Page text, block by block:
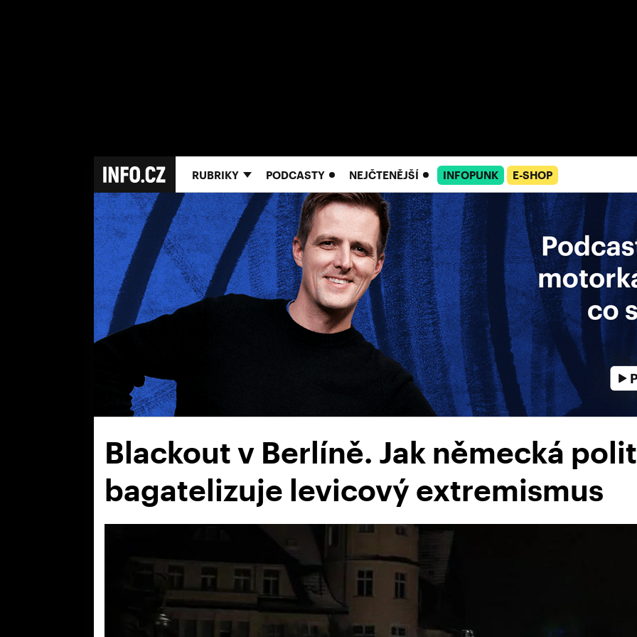
RUBRIKY PODCASTY NEJČTENĚJŠÍ INFOPUNK E-SHOP
Blackout v Berlíně. Jak německá
bagatelizuje levicový extremismus